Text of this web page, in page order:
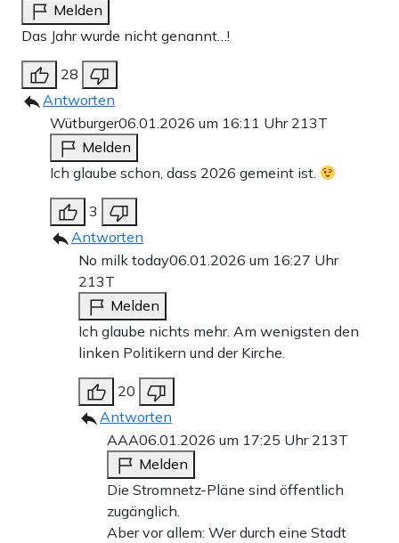
Melden
Das Jahr wurde nicht genannt…!
28
Antworten
Wütburger06.01.2026 um 16:11 Uhr 213T
Melden
Ich glaube schon, dass 2026 gemeint ist.
3
Antworten
No milk today06.01.2026 um 16:27 Uhr
213T
Melden
Ich glaube nichts mehr. Am wenigsten den
linken Politikern und der Kirche.
20
Antworten
AAA06.01.2026 um 17:25 Uhr 213T
Melden
Die Stromnetz-Pläne sind öffentlich
zugänglich.
Aber vor allem: Wer durch eine Stadt